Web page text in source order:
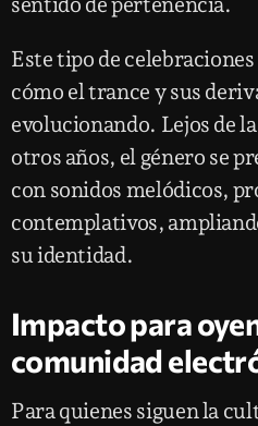
Este tipo de
cómo el trance y sus
evolucionando. Lejos de
otros años, el género se
con sonidos melódicos,
contemplativos,
su identidad.
Impacto para
comunidad
Para quienes siguen la